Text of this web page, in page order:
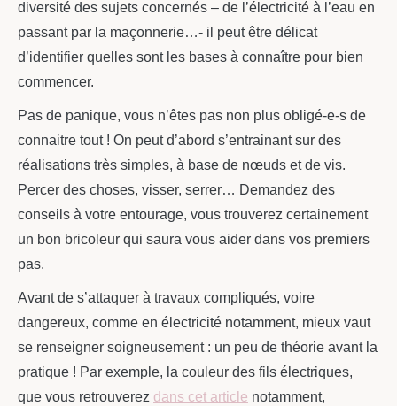
diversité des sujets concernés – de l’électricité à l’eau en
passant par la maçonnerie…- il peut être délicat
d’identifier quelles sont les bases à connaître pour bien
commencer.
Pas de panique, vous n’êtes pas non plus obligé-e-s de
connaitre tout ! On peut d’abord s’entrainant sur des
réalisations très simples, à base de nœuds et de vis.
Percer des choses, visser, serrer… Demandez des
conseils à votre entourage, vous trouverez certainement
un bon bricoleur qui saura vous aider dans vos premiers
pas.
Avant de s’attaquer à travaux compliqués, voire
dangereux, comme en électricité notamment, mieux vaut
se renseigner soigneusement : un peu de théorie avant la
pratique ! Par exemple, la couleur des fils électriques,
que vous retrouverez dans cet article notamment,